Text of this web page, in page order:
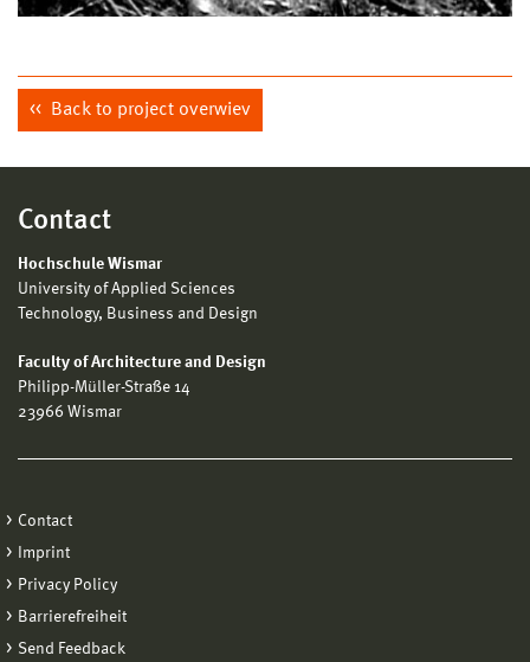
Back to project overwiev
Contact
Hochschule Wismar
University of Applied Sciences
Technology, Business and Design
Faculty of Architecture and Design
Philipp-Müller-Straße 14
23966 Wismar
Contact
Imprint
Privacy Policy
Barrierefreiheit
Send Feedback